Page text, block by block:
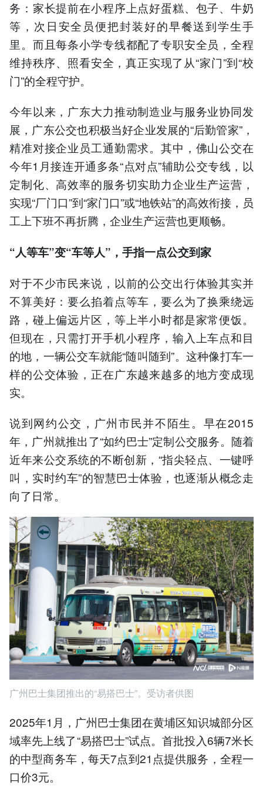
务：家长提前在小程序上点好蛋糕、包子、牛奶
等，次日安全员便把封装好的早餐送到学生手
里。而且每条小学专线都配了专职安全员，全程
维持秩序、照看安全，真正实现了从“家门”到“校
门”的全程守护。
今年以来，广东大力推动制造业与服务业协同发
展，广东公交也积极当好企业发展的“后勤管家”，
精准对接企业员工通勤需求。其中，佛山公交在
今年1月接连开通多条“点对点”辅助公交专线，以
定制化、高效率的服务切实助力企业生产运营，
实现“厂门口”到“家门口”或“地铁站”的高效衔接，员
工上下班不再折腾，企业生产运营也更顺畅。
“人等车”变“车等人”，手指一点公交到家
对于不少市民来说，以前的公交出行体验其实并
不算美好：要么掐着点等车，要么为了换乘绕远
路，碰上偏远片区，等上半小时都是家常便饭。
但现在，只需打开手机小程序，输入上车点和目
的地，一辆公交车就能“随叫随到”。这种像打车一
样的公交体验，正在广东越来越多的地方变成现
实。
说到网约公交，广州市民并不陌生。早在2015
年，广州就推出了“如约巴士”定制公交服务。随着
近年来公交系统的不断创新，“指尖轻点、一键呼
叫，实时约车”的智慧巴士体验，也逐渐从概念走
向了日常。
广州巴士集团推出的“易搭巴士”。受访者供图
2025年1月，广州巴士集团在黄埔区知识城部分区
域率先上线了“易搭巴士”试点。首批投入6辆7米长
的中型商务车，每天7点到21点提供服务，全程一
口价3元。